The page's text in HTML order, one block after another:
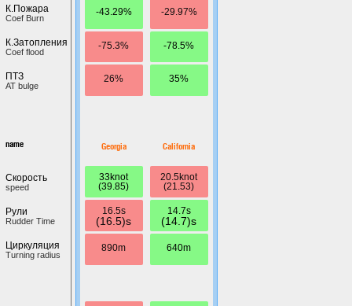
К.Пожара
Coef Burn
К.Затопления
Coef flood
ПТЗ
AT bulge
name
Скорость
speed
Рули
Rudder Time
Циркуляция
Turning radius
-43.29%
-75.3%
26%
Georgia
33knot
(39.85)
16.5s
(16.5)s
890m
-29.97%
-78.5%
35%
California
20.5knot
(21.53)
14.7s
(14.7)s
640m